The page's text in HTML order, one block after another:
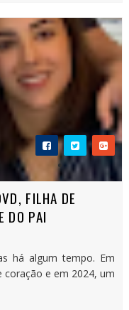
FILHA DE
DO PAI
há algum tempo. Em
coração e em 2024, um